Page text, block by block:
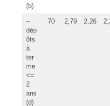
(b)
–
dép
ôts
à
ter
me
<=
2
ans
(d)
70 2,79 2,26